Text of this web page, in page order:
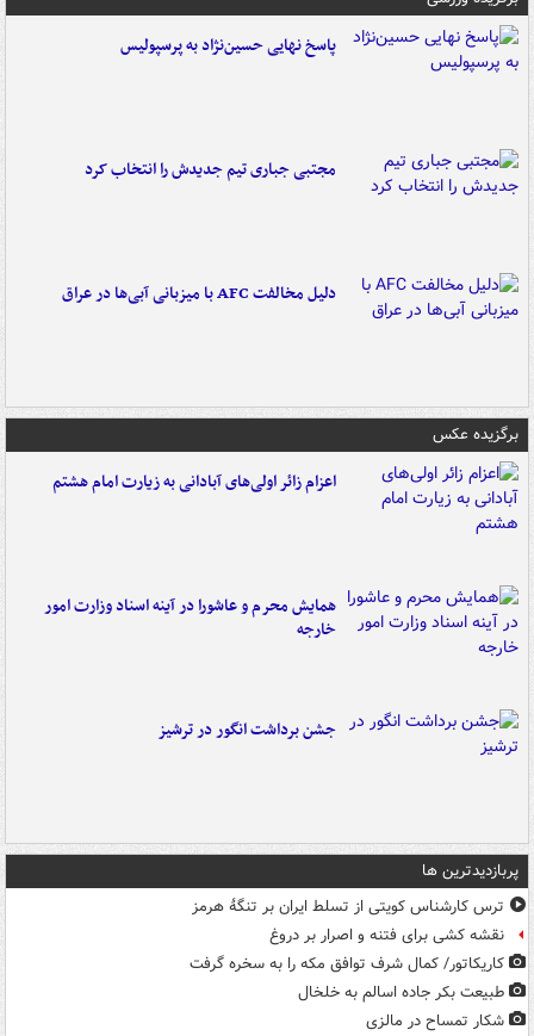
پاسخ نهایی حسین‌نژاد به پرسپولیس
مجتبی جباری تیم جدیدش را انتخاب کرد
دلیل مخالفت AFC با میزبانی آبی‌ها در عراق
برگزیده عکس
اعزام زائر اولی‌های آبادانی به زیارت امام هشتم
همایش محرم و عاشورا در آینه اسناد وزارت امور
خارجه
جشن برداشت انگور در ترشیز
پربازدیدترین ها
ترس کارشناس کویتی از تسلط ایران بر تنگۀ هرمز
نقشه کشی برای فتنه و اصرار بر دروغ
کاریکاتور/ کمال شرف توافق مکه را به سخره گرفت
طبیعت بکر جاده اسالم به خلخال
شکار تمساح در مالزی